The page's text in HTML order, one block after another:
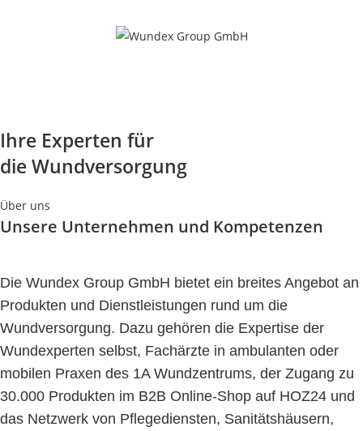
Ihre Experten für
die Wundversorgung
Über uns
Unsere Unternehmen und Kompetenzen
Die Wundex Group GmbH bietet ein breites Angebot an
Produkten und Dienstleistungen rund um die
Wundversorgung. Dazu gehören die Expertise der
Wundexperten selbst, Fachärzte in ambulanten oder
mobilen Praxen des 1A Wundzentrums, der Zugang zu
30.000 Produkten im B2B Online-Shop auf HOZ24 und
das Netzwerk von Pflegediensten, Sanitätshäusern,